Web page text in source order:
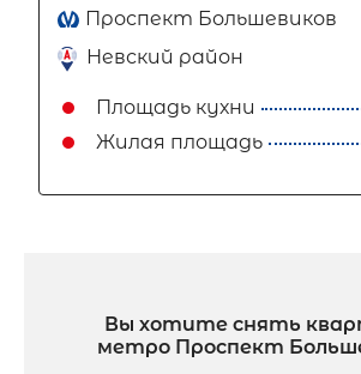
Проспект Большевиков
Невский район
Площадь кухни
Жилая площадь
Вы хотите снять
метро Проспект